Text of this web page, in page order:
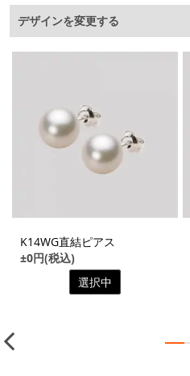
デザインを変更する
K14WG直結ピアス
±0円(税込)
選択中